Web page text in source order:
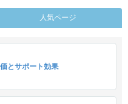
人気ページ
とサポート効果